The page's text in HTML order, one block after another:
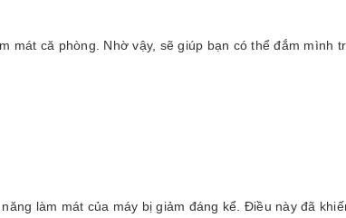
mát că phòng. Nhờ vậy, sẽ giúp bạn có thể đắm mình
làm mát của máy bị giảm đáng kể. Điều này đã